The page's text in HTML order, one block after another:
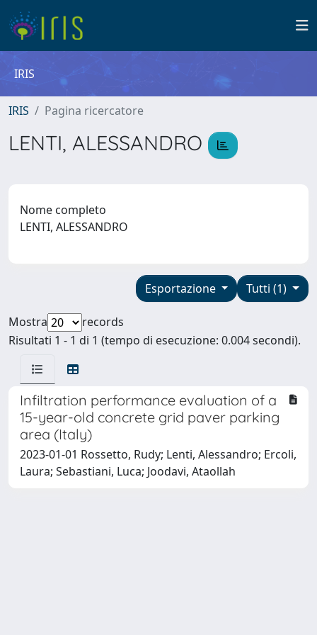
IRIS
IRIS Pagina ricercatore
LENTI, ALESSANDRO
Nome completo
LENTI, ALESSANDRO
Tutti (1)
Esportazione
Mostra
records
Risultati 1 - 1 di 1 (tempo di esecuzione: 0.004 secondi).
Infiltration performance evaluation of a
15-year-old concrete grid paver parking
area (Italy)
2023-01-01 Rossetto, Rudy; Lenti, Alessandro; Ercoli,
Laura; Sebastiani, Luca; Joodavi, Ataollah